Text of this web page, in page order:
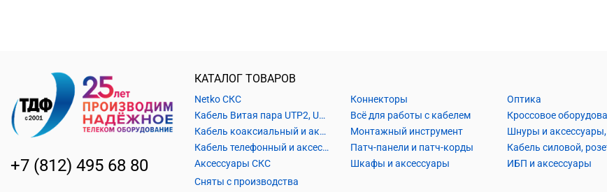
+7 (812) 495 68 80
КАТАЛОГ ТОВАРОВ
Netko СКС
Кабель Витая пара UTP2, UTP4, FTP2, FTP4
Кабель коаксиальный и аксессуары
Кабель телефонный и аксессуары
Аксессуары СКС
Коннекторы
Всё для работы с кабелем
Монтажный инструмент
Патч-панели и патч-корды
Шкафы и аксессуары
Оптика
Кроссовое
ИБП и аксессуары
Сняты с производства